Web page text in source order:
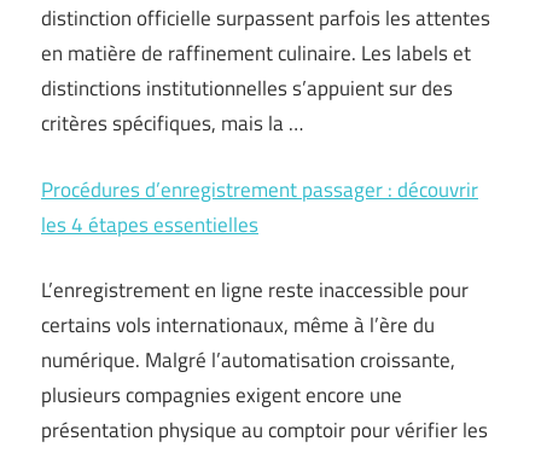
distinction officielle surpassent parfois les attentes
en matière de raffinement culinaire. Les labels et
distinctions institutionnelles s’appuient sur des
critères spécifiques, mais la …
Procédures d’enregistrement passager : découvrir
les 4 étapes essentielles
L’enregistrement en ligne reste inaccessible pour
certains vols internationaux, même à l’ère du
numérique. Malgré l’automatisation croissante,
plusieurs compagnies exigent encore une
présentation physique au comptoir pour vérifier les